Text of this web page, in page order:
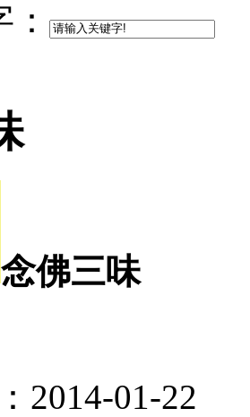
念佛三味
2014-01-22